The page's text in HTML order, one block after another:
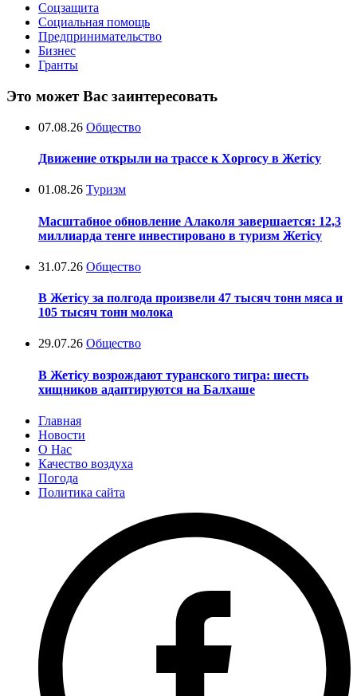
Соцзащита
Социальная помощь
Предпринимательство
Бизнес
Гранты
Это может Вас заинтересовать
07.08.26 Общество
Движение открыли на трассе к Хоргосу в Жетісу
01.08.26 Туризм
Масштабное обновление Алаколя завершается: 12,3
миллиарда тенге инвестировано в туризм Жетісу
31.07.26 Общество
В Жетісу за полгода произвели 47 тысяч тонн мяса и
105 тысяч тонн молока
29.07.26 Общество
В Жетісу возрождают туранского тигра: шесть
хищников адаптируются на Балхаше
Главная
Новости
О Нас
Качество воздуха
Погода
Политика сайта